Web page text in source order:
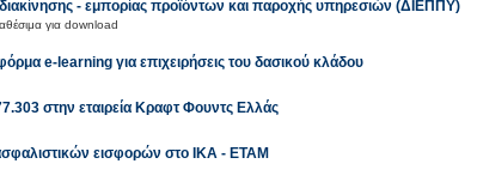
διακίνησης - εμπορίας προϊόντων και παροχής υπηρεσιών (ΔΙΕΠΠΥ)
για download
e-learning για επιχειρήσεις του δασικού κλάδου
στην εταιρεία Κραφτ Φουντς Ελλάς
εισφορών στο ΙΚΑ - ΕΤΑΜ